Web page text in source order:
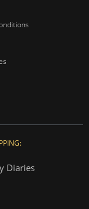
Diaries